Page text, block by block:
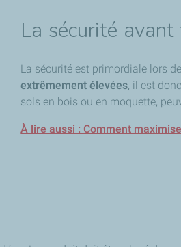
La sécurité
La sécurité est primordiale lors
extrêmement élevées, il est
sols en bois ou en moquette,
À lire aussi : Comment